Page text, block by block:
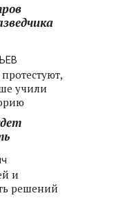
учили
и
решений